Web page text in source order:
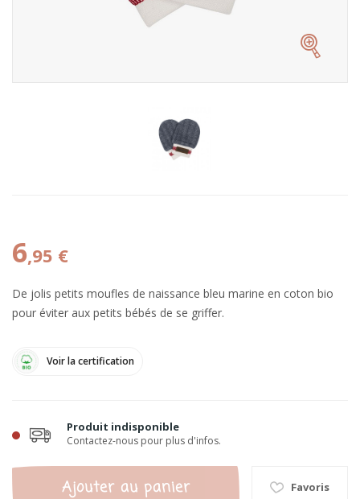
6,95 €
De jolis petits moufles de naissance bleu marine en coton bio
pour éviter aux petits bébés de se griffer.
Voir la certification
Produit indisponible
Contactez-nous pour plus d'infos.
Ajouter au panier Favoris